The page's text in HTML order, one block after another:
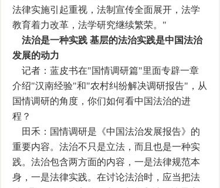
法律实施引起重视，法制宣传全面展开，法学
教育着力改革，法学研究继续繁荣。"
法治是一种实践 基层的法治实践是中国法治
发展的动力
记者：蓝皮书在"国情调研篇"里面专辟一章
介绍"汉南经验"和"农村纠纷解决调研报告"，从
国情调研的角度，你们如何看中国法治的进
程？
田禾：国情调研是《中国法治发展报告》的
重要内容。法治不只是立法，而且也是一种实
践。法治包含两方面的内容，一是法律规范本
身，一是法律实践。在讨论法治时，应当把法